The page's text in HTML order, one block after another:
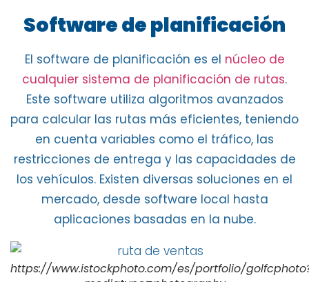
Software de planificación
El software de planificación es el núcleo de
cualquier sistema de planificación de rutas.
Este software utiliza algoritmos avanzados
para calcular las rutas más eficientes, teniendo
en cuenta variables como el tráfico, las
restricciones de entrega y las capacidades de
los vehículos. Existen diversas soluciones en el
mercado, desde software local hasta
aplicaciones basadas en la nube.
https://www.istockphoto.com/es/portfolio/